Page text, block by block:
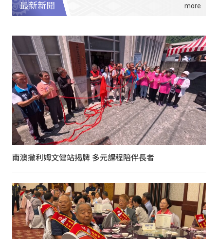
最新新聞
南澳撒利姆文健站揭牌 多元課程陪伴長者